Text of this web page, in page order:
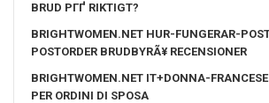
BRUD PГҐ RIKTIGT?
BRIGHTWOMEN.NET HUR-FUNGERAR-
POSTORDER BRUDBYRÃ¥ RECENSIONER
BRIGHTWOMEN.NET IT+DONNA-
PER ORDINI DI SPOSA